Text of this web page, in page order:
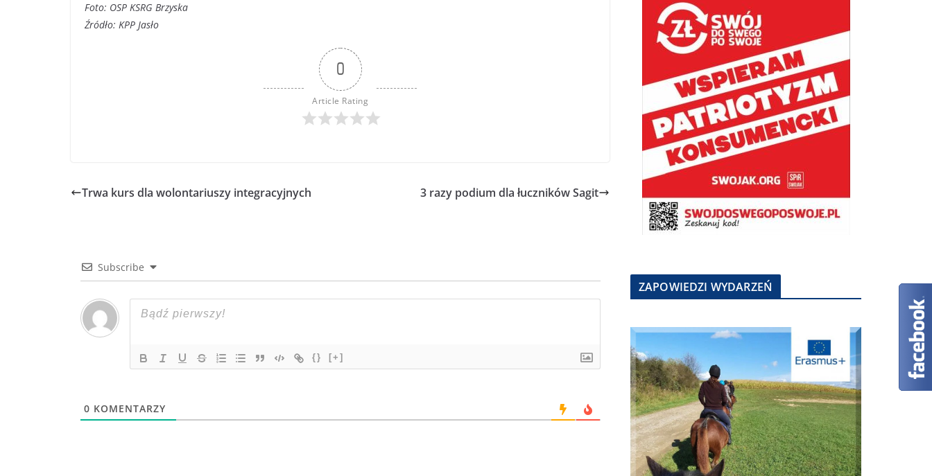
Foto: OSP KSRG Brzyska
Źródło: KPP Jasło
0
Article Rating
Trwa kurs dla wolontariuszy integracyjnych 3 razy podium dla łuczników Sagit
Subscribe
{} [+]
0 KOMENTARZY
ZAPOWIEDZI WYDARZEŃ